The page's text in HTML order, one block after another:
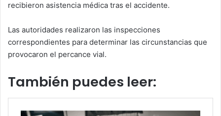
recibieron asistencia médica tras el accidente.
Las autoridades realizaron las inspecciones
correspondientes para determinar las circunstancias que
provocaron el percance vial.
También puedes leer: